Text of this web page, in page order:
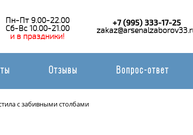
Пн-Пт 9.00-22.00
Сб-Вс 10.00-21.00
и в праздники!
+7 (995) 333-17-25
Отзывы Вопрос-ответ
с забивными столбами